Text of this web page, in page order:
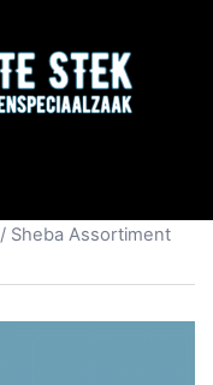
/ Sheba Assortiment